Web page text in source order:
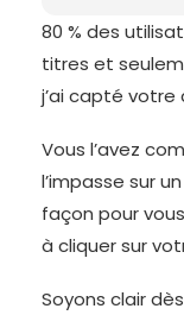
80 % des
titres et
j’ai capté
Vous l’avez
l’impasse sur un
façon pour
à cliquer sur
Soyons clair